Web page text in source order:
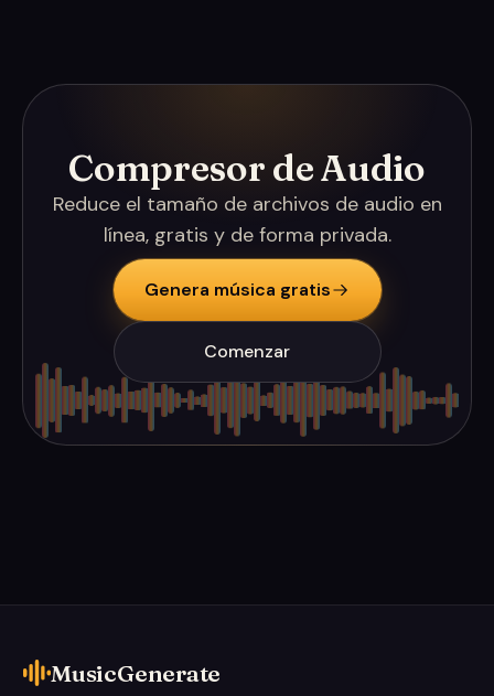
Compresor de Audio
Reduce el tamaño de archivos de audio en
línea, gratis y de forma privada.
Genera música gratis
Comenzar
MusicGenerate